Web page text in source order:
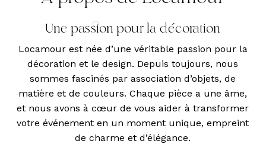
Une passion pour la décoration
Locamour est née d’une véritable passion pour la
décoration et le design. Depuis toujours, nous
sommes fascinés par association d’objets, de
matière et de couleurs. Chaque pièce a une âme,
et nous avons à cœur de vous aider à transformer
votre événement en un moment unique, empreint
de charme et d’élégance.